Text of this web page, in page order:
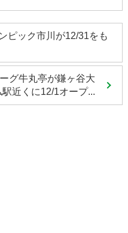
ピック市川が12/31をも
グ牛丸亭が鎌ヶ谷大
駅近くに12/1オープ...